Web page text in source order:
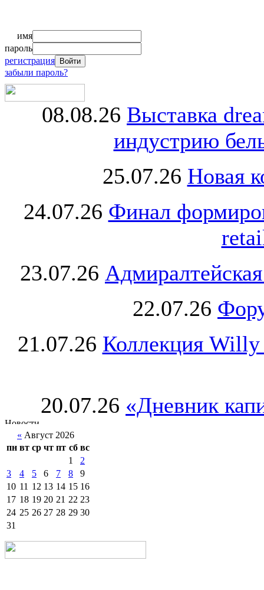
имя
пароль
регистрация
забыли пароль?
08.08.26 Выставка
индустрию
25.07.26 Новая
24.07.26 Финал
23.07.26
22.07.26
21.07.26 Коллекция Willy
20.07.26 «Дневник
« Август 2026
пн вт ср чт пт сб вс
1
2
3
4 5 6 7 8
9
10 11 12 13 14 15 16
17 18 19 20 21 22 23
24 25 26 27 28 29 30
31